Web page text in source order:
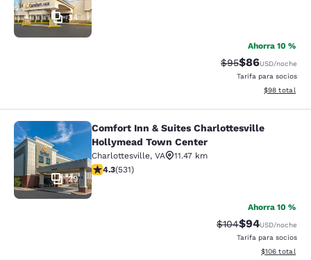
34
Ahorra 10 %
Tarifa tachada:
$95Tarifa
$86USD/noche
Tarifa para socios
Ver detalles
$98 total
Comfort Inn & Suites
29
Comfort Inn & Suites Charlottesville
Hollymead Town Center
Charlottesville, VA
11.47 km
Calificación de 4.35 estrellas. Excelente. 531 reseñas
4.3(531)
Ahorra 10 %
Tarifa tachada:
$104Tarifa
$94USD/noche
Tarifa para socios
Ver detalles
$106 total